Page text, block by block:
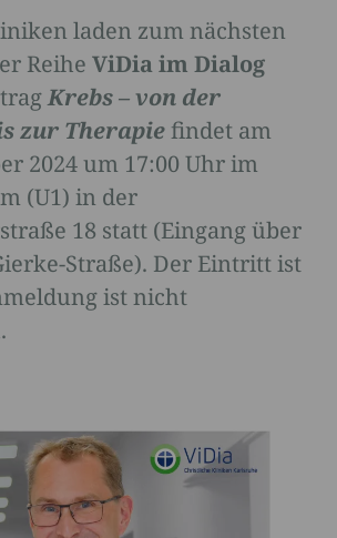
laden zum nächsten
Reihe ViDia im Dialog
Krebs – von der
zur Therapiefindet am
2024 um 17:00 Uhr im
(U1) in der
18 statt (Eingang über
Straße). Der Eintritt ist
ist nicht